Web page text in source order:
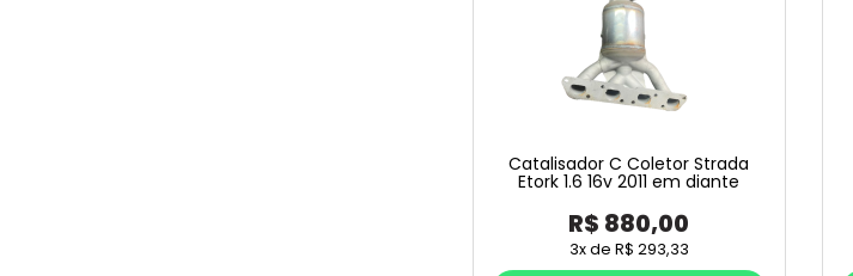
Catalisador C Coletor Strada
Etork 1.6 16v 2011 em diante
R$ 880,00
3x de R$ 293,33